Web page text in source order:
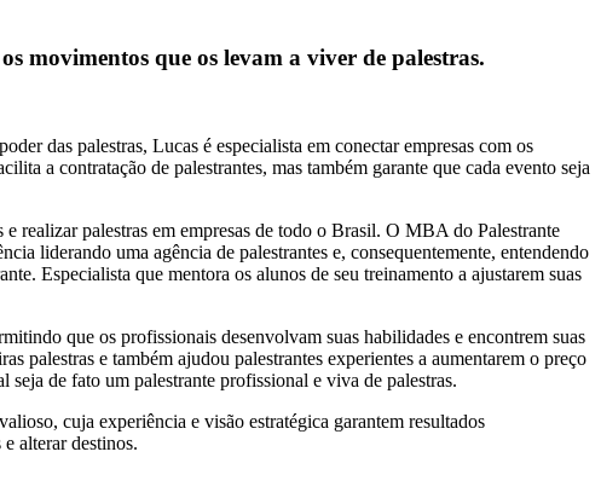
movimentos que os levam a viver de palestras.
das palestras, Lucas é especialista em conectar empresas com os
a contratação de palestrantes, mas também garante que cada evento seja
realizar palestras em empresas de todo o Brasil. O MBA do Palestrante
liderando uma agência de palestrantes e, consequentemente, entendendo
Especialista que mentora os alunos de seu treinamento a ajustarem suas
que os profissionais desenvolvam suas habilidades e encontrem suas
palestras e também ajudou palestrantes experientes a aumentarem o preço
seja de fato um palestrante profissional e viva de palestras.
cuja experiência e visão estratégica garantem resultados
alterar destinos.